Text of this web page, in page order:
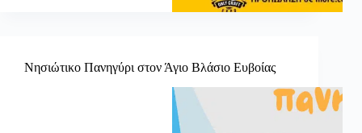
Νησιώτικο Πανηγύρι στον Άγιο Βλάσιο Ευβοίας